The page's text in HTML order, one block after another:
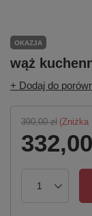
OKAZJA
wąż
+ Dodaj do
390,00 zł (Zniżka